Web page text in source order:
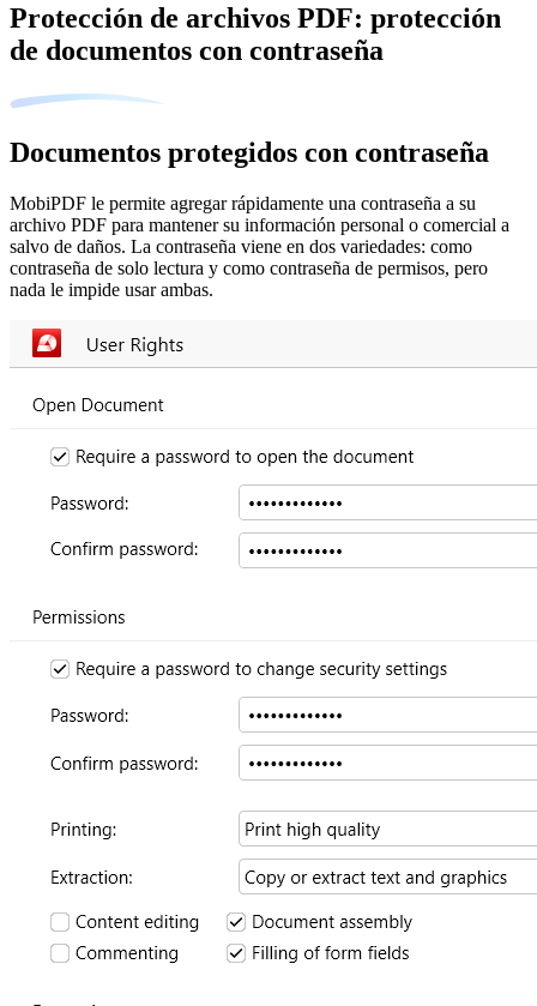
Protección de archivos PDF: protección
de documentos con contraseña
Documentos protegidos con contraseña
MobiPDF le permite agregar rápidamente una contraseña a su
archivo PDF para mantener su información personal o comercial a
salvo de daños. La contraseña viene en dos variedades: como
contraseña de solo lectura y como contraseña de permisos, pero
nada le impide usar ambas.